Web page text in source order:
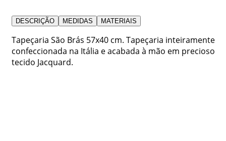
DESCRIÇÃO MEDIDAS MATERIAIS
Tapeçaria São Brás 57x40 cm. Tapeçaria inteiramente
confeccionada na Itália e acabada à mão em precioso
tecido Jacquard.